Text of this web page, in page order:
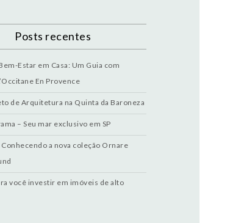
Posts recentes
Estar em Casa: Um Guia com
En Provence
de Arquitetura na Quinta da Baroneza
– Seu mar exclusivo em SP
Conhecendo a nova coleção Ornare
você investir em imóveis de alto